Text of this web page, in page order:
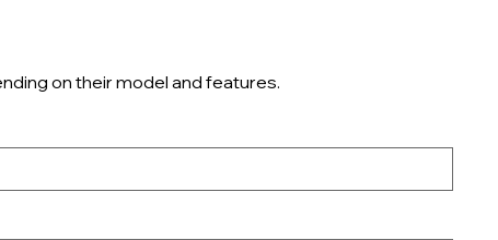
on their model and features.